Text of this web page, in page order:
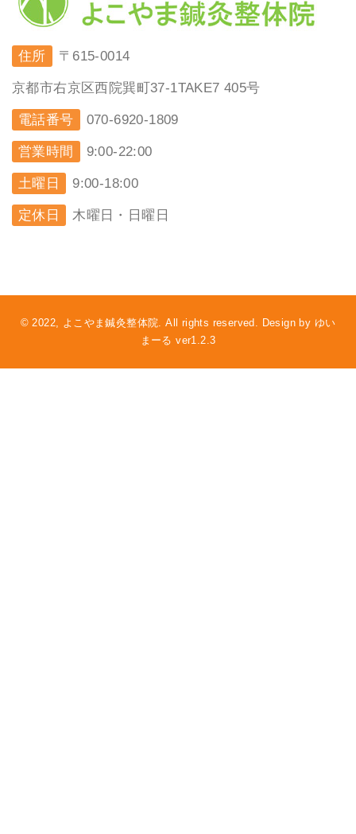
住所 〒615-0014
京都市右京区西院巽町37-1TAKE7 405号
電話番号 070-6920-1809
営業時間 9:00-22:00
土曜日 9:00-18:00
定休日 木曜日・日曜日
© 2022, よこやま鍼灸整体院. All rights reserved. Design by ゆい
まーる ver1.2.3